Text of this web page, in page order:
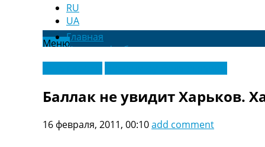
RU
UA
МенюГлавная
Новости футбола
Видео
Трансферы
Новости футбола Украины
Последние комментарии
Логин
Баллак не увидит Харьков.
16 февраля, 2011, 00:10add comment